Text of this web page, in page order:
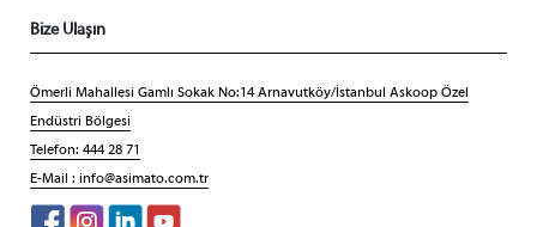
Bize Ulaşın
Ömerli Mahallesi Gamlı Sokak No:14 Arnavutköy/İstanbul Askoop Özel
Endüstri Bölgesi
Telefon: 444 28 71
E-Mail : info@asimato.com.tr